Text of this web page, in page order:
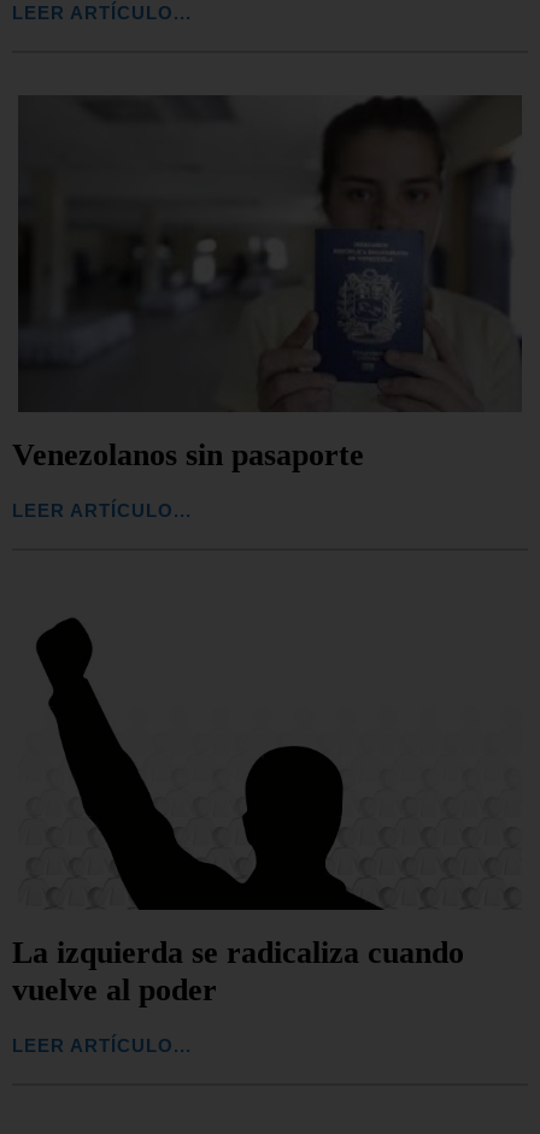
LEER ARTÍCULO...
Venezolanos sin pasaporte
LEER ARTÍCULO...
La izquierda se radicaliza cuando
vuelve al poder
LEER ARTÍCULO...